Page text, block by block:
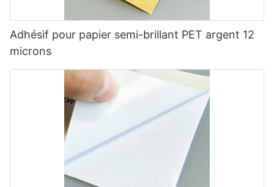
Adhésif pour papier semi-brillant PET argent 12
microns